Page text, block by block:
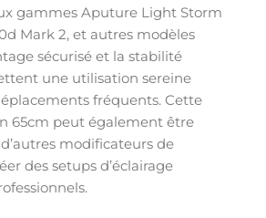
gammes Aputure Light Storm
Mark 2, et autres modèles
sécurisé et la stabilité
une utilisation sereine
fréquents. Cette
65cm peut également être
modificateurs de
des setups d’éclairage